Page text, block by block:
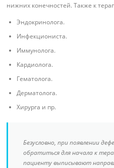
нижних конечностей. Также к
Эндокринолога.
Инфекциониста.
Иммунолога.
Кардиолога.
Гематолога.
Дерматолога.
Хирурга и пр.
Безусловно, при появлении
обратиться для начала к
пациенту выписывают